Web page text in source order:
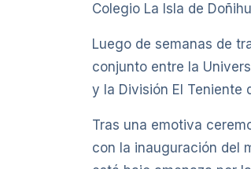
Colegio La Isla de
Luego de semanas de
conjunto entre la
y la División El Teniente
Tras una emotiva
con la inauguración del